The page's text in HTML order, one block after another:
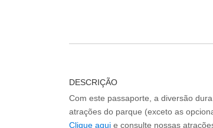
DESCRIÇÃO
Com este passaporte, a diversão
Clique aqui e consulte nossas